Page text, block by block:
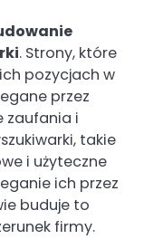
. Strony, które
pozycjach w
przez
zaufania i
takie
i użyteczne
ich przez
buduje to
firmy.